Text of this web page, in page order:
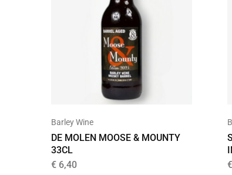
Barley Wine
DE MOLEN MOOSE & MOUNTY
33CL
€ 6,40
€